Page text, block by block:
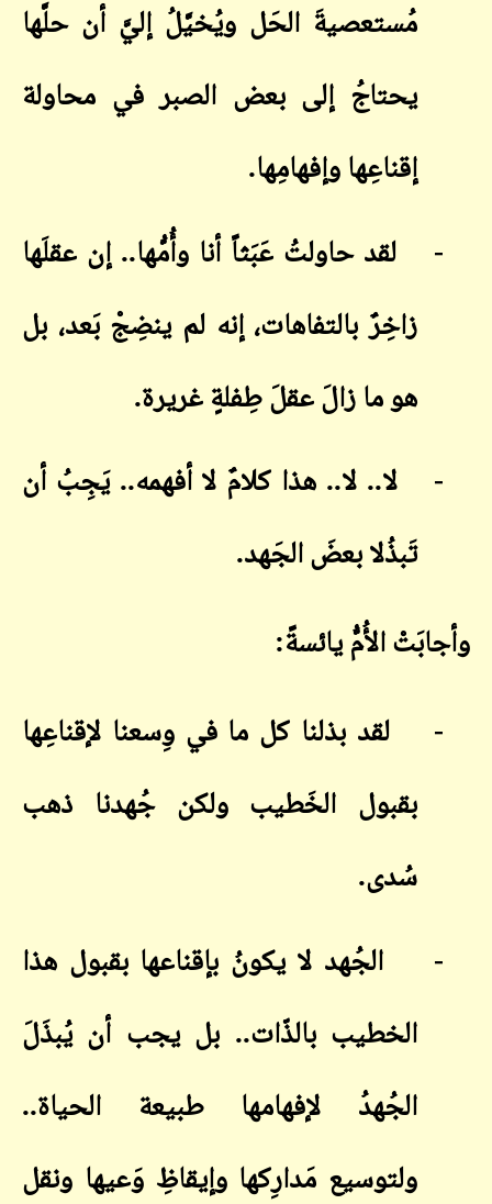
مُستعصيةَ الحَل ويُخيَّلُ إليَّ أن حلَّها
يحتاجُ إلى بعض الصبر في محاولة
إقناعِها وإفهامِها.
-
لقد حاولتُ عَبَثاً أنا وأُمُّها.. إن عقلَها
زاخِرٌ بالتفاهات، إنه لم ينضِجْ بَعد، بل
هو ما زالَ عقلَ طِفلةٍ غريرة.
-
لا.. لا.. هذا كلامٌ لا أفهمه.. يَجِبُ أن
تَبذُلا بعضَ الجَهد.
وأجابَتْ الأُمُّ يائسةً:
-
لقد بذلنا كل ما في وِسعنا لإقناعِها
بقبول الخَطيب ولكن جُهدنا ذهب
سُدى.
-
الجُهد لا يكونُ بإقناعها بقبول هذا
الخطيب بالذّات.. بل يجب أن يُبذَلَ
الجُهدُ لإفهامها طبيعة الحياة..
ولتوسيع مَدارِكها وإيقاظِ وَعيها ونقل